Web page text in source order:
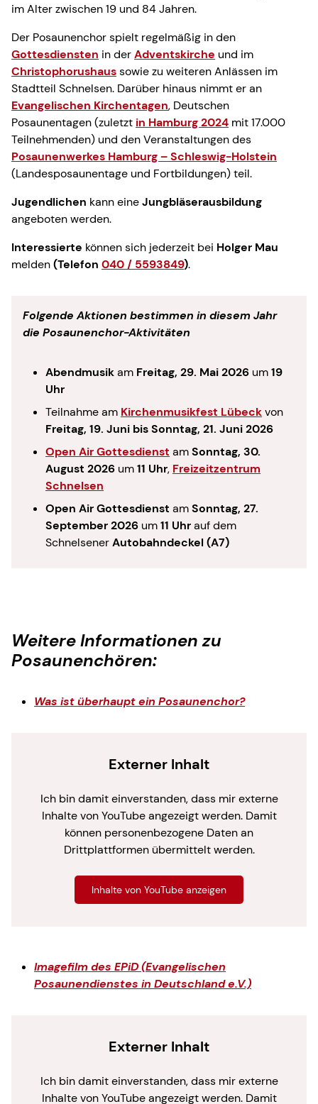
im Alter zwischen 19 und 84 Jahren.
Der Posaunenchor spielt regelmäßig in den
Gottesdiensten in derAdventskirche und im
Christophorushaussowie zu weiteren Anlässen im
Stadtteil Schnelsen. Darüber hinaus nimmt er an
Evangelischen Kirchentagen, Deutschen
Posaunentagen (zuletzt in Hamburg 2024 mit 17.000
Teilnehmenden) und den Veranstaltungen des
Posaunenwerkes Hamburg – Schleswig-Holstein
(Landesposaunentage und Fortbildungen) teil.
Jugendlichen kann eineJungbläserausbildung
angeboten werden.
Interessierte können sich jederzeit bei Holger Mau
melden(Telefon 040 / 5593849).
Folgende Aktionen bestimmen in diesem Jahr
die Posaunenchor-Aktivitäten
Abendmusikam Freitag, 29. Mai 2026 um19
Uhr
Teilnahme am Kirchenmusikfest Lübeckvon
Freitag, 19. Juni bis Sonntag, 21. Juni 2026
Open Air Gottesdienst amSonntag, 30.
August 2026 um11 Uhr, Freizeitzentrum
Schnelsen
Open Air Gottesdienst amSonntag, 27.
September 2026 um11 Uhrauf dem
SchnelsenerAutobahndeckel (A7)
Weitere Informationen zu
Posaunenchören:
Was ist überhaupt ein Posaunenchor?
Externer Inhalt
Ich bin damit einverstanden, dass mir externe
Inhalte von YouTube angezeigt werden. Damit
können personenbezogene Daten an
Drittplattformen übermittelt werden.
Inhalte von YouTube anzeigen
Imagefilm des EPiD (Evangelischen
Posaunendienstes in Deutschland e.V.)
Externer Inhalt
Ich bin damit einverstanden, dass mir externe
Inhalte von YouTube angezeigt werden. Damit